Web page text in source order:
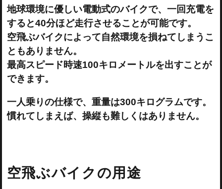
地球環境に優しい電動式のバイクで、一回充電を
すると40分ほど走行させることが可能です。
空飛ぶバイクによって自然環境を損ねてしまうこ
ともありません。
最高スピード時速100キロメートルを出すことが
できます。
一人乗りの仕様で、重量は300キログラムです。
慣れてしまえば、操縦も難しくはありません。
空飛ぶバイクの用途